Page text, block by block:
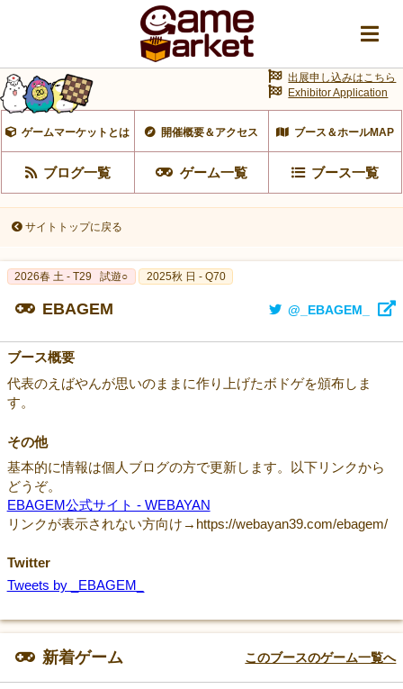
ゲームマーケットとは 開催概要＆アクセス ブース＆ホールMAP
ブログ一覧 ゲーム一覧 ブース一覧
出展申し込みはこちら
Exhibitor Application
サイトトップに戻る
2026春 土 - T29 試遊○ 2025秋 日 - Q70
EBAGEM @_EBAGEM_
ブース概要
代表のえばやんが思いのままに作り上げたボドゲを頒布しま
す。
その他
基本的に情報は個人ブログの方で更新します。以下リンクから
どうぞ。
EBAGEM公式サイト - WEBAYAN
リンクが表示されない方向け→https://webayan39.com/ebagem/
Twitter
Tweets by _EBAGEM_
新着ゲーム このブースのゲーム一覧へ